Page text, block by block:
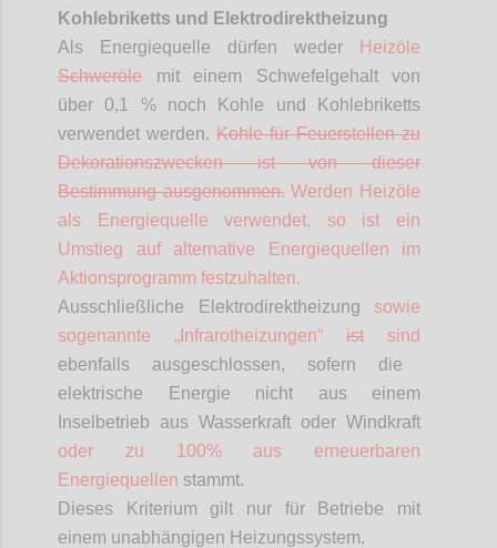
Kohlebriketts und Elektrodirektheizung
Als Energiequelle dürfen weder
Heizöle
Schweröle mit einem Schwefelgehalt von
über 0,1 % noch Kohle und Kohlebriketts
verwendet werden. Kohle für Feuerstellen zu
Dekorationszwecken ist von dieser
Bestimmung ausgenommen.Werden Heizöle
als Energiequelle verwendet, so ist ein
Umstieg auf alternative Energiequellen im
Aktionsprogramm festzuhalten.
Ausschließliche Elektrodirektheizung sowie
sogenannte „Infrarotheizungen“
ist
sind
ebenfalls ausgeschlossen, sofern die
elektrische Energie nicht aus einem
Inselbetrieb aus Wasserkraft oder Windkraft
oder zu 100% aus erneuerbaren
Energiequellen stammt.
Dieses Kriterium gilt nur für Betriebe mit
einem unabhängigen Heizungssystem.